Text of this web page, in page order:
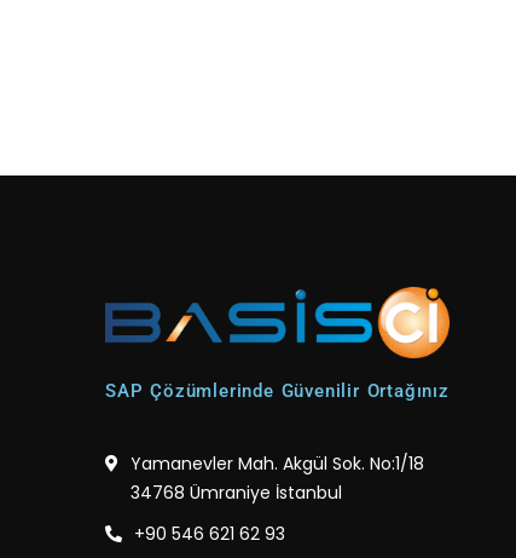
SAP Çözümlerinde Güvenilir Ortağınız
Yamanevler Mah. Akgül Sok. No:1/18
34768 Ümraniye İstanbul
+90 546 621 62 93